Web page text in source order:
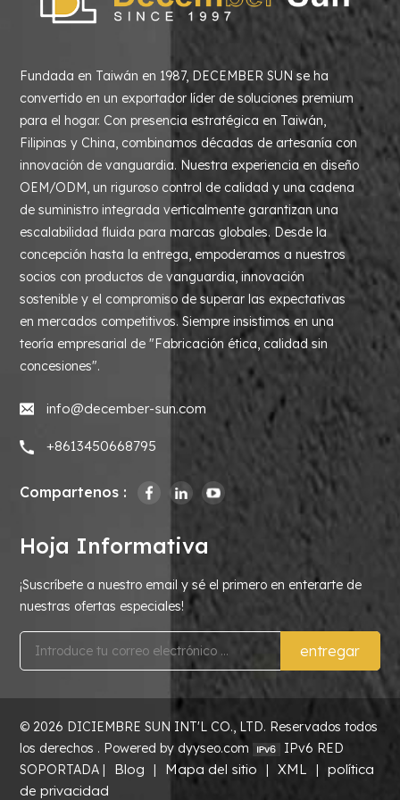
Fundada en Taiwán en 1987, DECEMBER SUN se ha
convertido en un exportador líder de soluciones premium
para el hogar. Con presencia estratégica en Taiwán,
Filipinas y China, combinamos décadas de artesanía con
innovación de vanguardia. Nuestra experiencia en diseño
OEM/ODM, un riguroso control de calidad y una cadena
de suministro integrada verticalmente garantizan una
escalabilidad fluida para marcas globales. Desde la
concepción hasta la entrega, empoderamos a nuestros
socios con productos de vanguardia, innovación
sostenible y el compromiso de superar las expectativas
en mercados competitivos. Siempre insistimos en una
teoría empresarial de "Fabricación ética, calidad sin
concesiones".
info@december-sun.com
+8613450668795
Compartenos :
Hoja Informativa
¡Suscríbete a nuestro email y sé el primero en enterarte de
nuestras ofertas especiales!
entregar
© 2026 DICIEMBRE SUN INT'L CO., LTD. Reservados todos
los derechos . Powered by dyyseo.com
IPv6 RED
SOPORTADA |
Blog | Mapa del sitio | XML |
política
de privacidad